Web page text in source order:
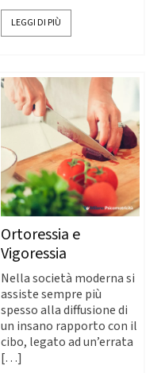
LEGGI DI PIÙ
Ortoressia e
Vigoressia
Nella società moderna si
assiste sempre più
spesso alla diffusione di
un insano rapporto con il
cibo, legato ad un’errata
[…]